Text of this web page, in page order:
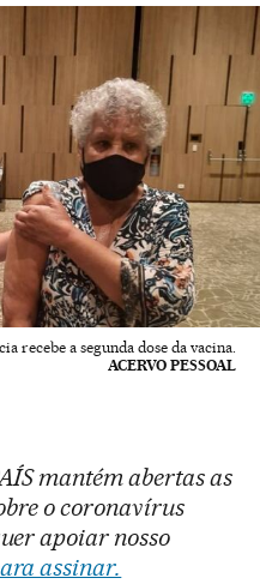
recebe a segunda dose da vacina.
ACERVO PESSOAL
mantém abertas as
o coronavírus
apoiar nosso
assinar.